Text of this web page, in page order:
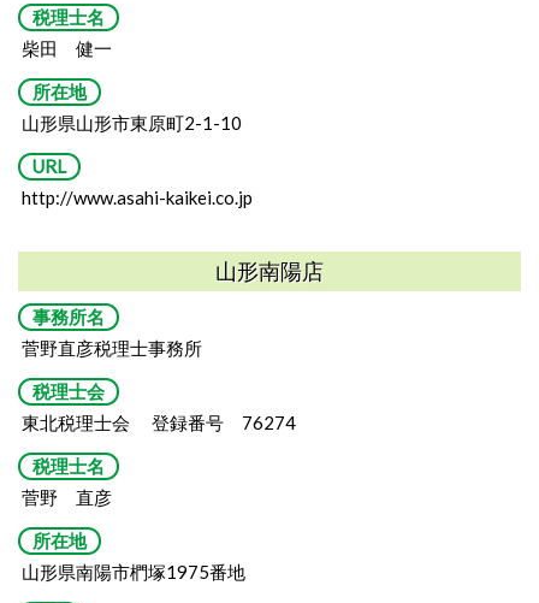
税理士名
柴田 健一
所在地
山形県山形市東原町2-1-10
URL
http://www.asahi-kaikei.co.jp
山形南陽店
事務所名
菅野直彦税理士事務所
税理士会
東北税理士会 登録番号 76274
税理士名
菅野 直彦
所在地
山形県南陽市椚塚1975番地